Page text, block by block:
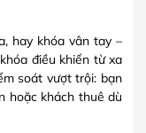
hay khóa vân tay –
điều khiển từ xa
soát vượt trội: bạn
hoặc khách thuê dù